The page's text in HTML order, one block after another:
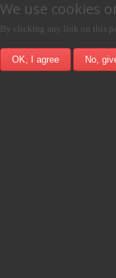
We use cookies
By clicking any link on this
OK, I agree No,